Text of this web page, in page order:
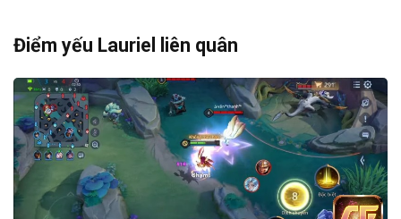
Điểm yếu Lauriel liên quân